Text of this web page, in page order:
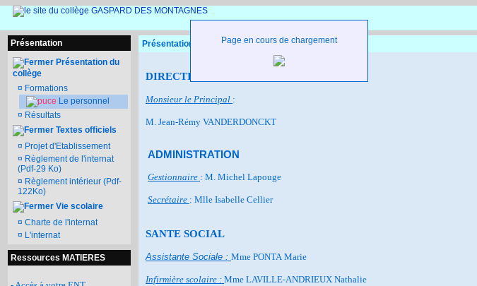
Page en cours de chargement
Présentation
Présentation du
collège
¤ Formations
Le personnel
¤ Résultats
Textes officiels
¤ Projet d'Etablissement
¤ Règlement de l'internat
(Pdf-29 Ko)
¤ Règlement intérieur (Pdf-
122Ko)
Vie scolaire
¤ Charte de l'internat
¤ L'internat
Ressources MATIERES
Présentation du collège - Le personnel
DIRECTION
Monsieur le Principal :
M. Jean-Rémy VANDERDONCKT
ADMINISTRATION
Gestionnaire : M. Michel Lapouge
Secrétaire : Mlle Isabelle Cellier
SANTE SOCIAL
Assistante Sociale : Mme PONTA Marie
Infirmière scolaire : Mme LAVILLE-ANDRIEUX Nathalie